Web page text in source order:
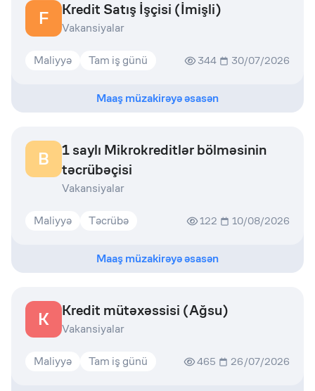
F Kredit Satış İşçisi (İmişli)
Vakansiyalar
Maliyyə Tam iş günü 344 30/07/2026
Maaş müzakirəyə əsasən
B
1 saylı Mikrokreditlər bölməsinin
təcrübəçisi
Vakansiyalar
Maliyyə Təcrübə 122 10/08/2026
Maaş müzakirəyə əsasən
K Kredit mütəxəssisi (Ağsu)
Vakansiyalar
Maliyyə Tam iş günü 465 26/07/2026